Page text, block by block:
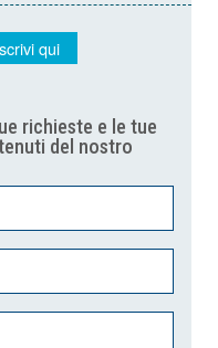
qui
richieste e le tue
del nostro